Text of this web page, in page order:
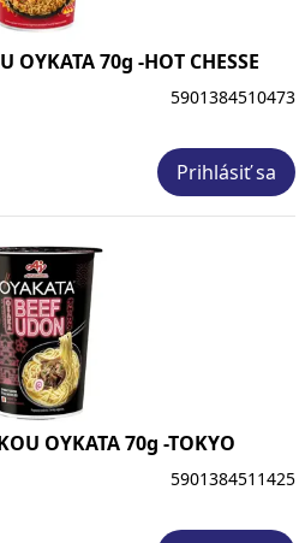
OYKATA 70g -HOT CHESSE
5901384510473
Prihlásiť sa
OYKATA 70g -TOKYO
5901384511425